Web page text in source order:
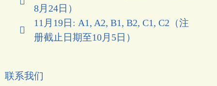
8月24日）
11月19日: A1, A2, B1, B2, C1, C2（注
册截止日期至10月5日）
联系我们